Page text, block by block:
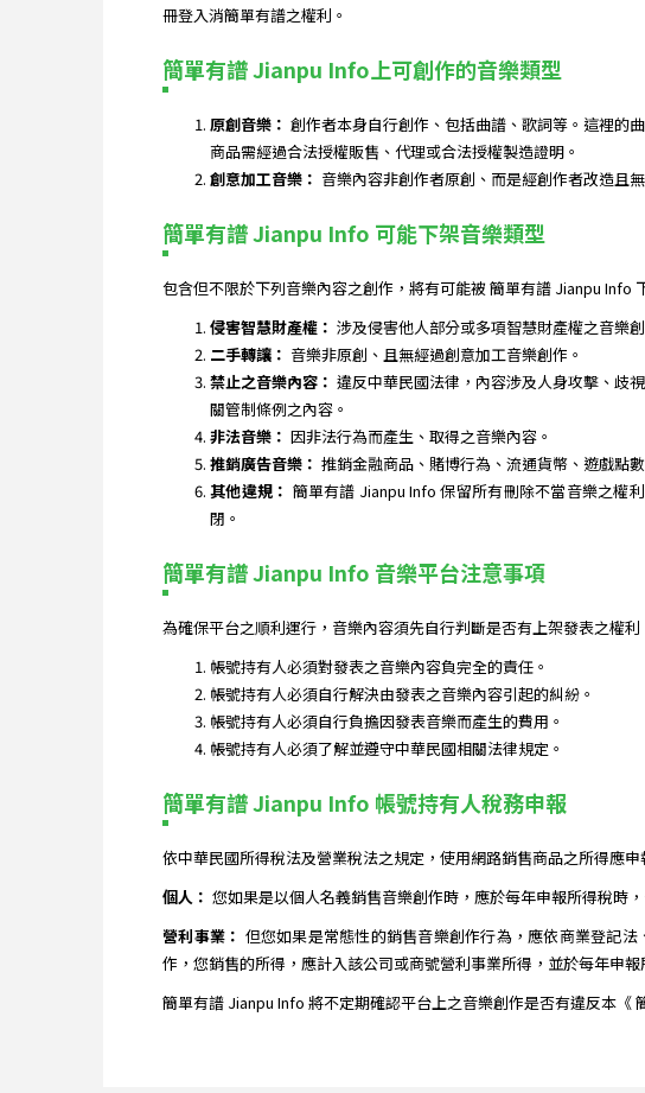
冊登入消簡單有譜之權利。
簡單有譜 Jianpu Info上可創作的音樂類型
原創音樂： 創作者本身自行創作、包括曲譜、歌詞等。這裡的
商品需經過合法授權販售、代理或合法授權製造證明。
創意加工音樂： 音樂內容非創作者原創、而是經創作者改造且
簡單有譜 Jianpu Info 可能下架音樂類型
包含但不限於下列音樂內容之創作，將有可能被 簡單有譜 Jianpu Info
侵害智慧財產權： 涉及侵害他人部分或多項智慧財產權之音樂創
二手轉讓： 音樂非原創、且無經過創意加工音樂創作。
禁止之音樂內容： 違反中華民國法律，內容涉及人身攻擊、歧
關管制條例之內容。
非法音樂： 因非法行為而產生、取得之音樂內容。
推銷廣告音樂： 推銷金融商品、賭博行為、流通貨幣、遊戲點
其他違規： 簡單有譜 Jianpu Info 保留所有刪除不當音樂之權
閉。
簡單有譜 Jianpu Info 音樂平台注意事項
為確保平台之順利運行，音樂內容須先自行判斷是否有上架發表之權
帳號持有人必須對發表之音樂內容負完全的責任。
帳號持有人必須自行解決由發表之音樂內容引起的糾紛。
帳號持有人必須自行負擔因發表音樂而產生的費用。
帳號持有人必須了解並遵守中華民國相關法律規定。
簡單有譜 Jianpu Info 帳號持有人稅務申報
依中華民國所得稅法及營業稅法之規定，使用網路銷售商品之所得應申
個人： 您如果是以個人名義銷售音樂創作時，應於每年申報所得稅時
營利事業： 但您如果是常態性的銷售音樂創作行為，應依商業登記
作，您銷售的所得，應計入該公司或商號營利事業所得，並於每年申
簡單有譜 Jianpu Info 將不定期確認平台上之音樂創作是否有違反本《